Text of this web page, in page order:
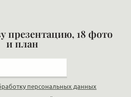
презентацию, 18 фото
и план
персональных данных